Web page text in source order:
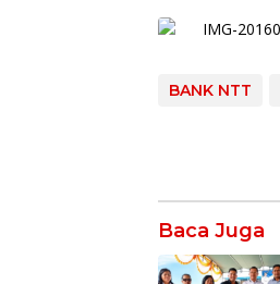
BANK NTT
Baca Juga